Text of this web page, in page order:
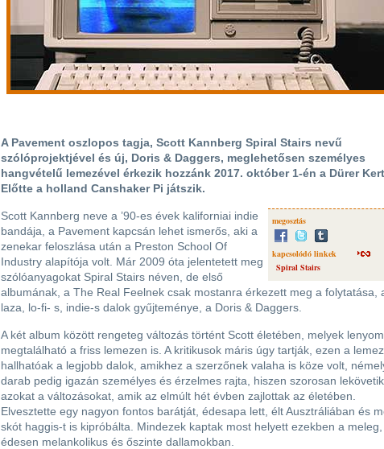
A Pavement oszlopos tagja, Scott Kannberg Spiral Stairs nevű
szólóprojektjével és új, Doris & Daggers, meglehetősen személyes
hangvételű lemezével érkezik hozzánk 2017. október 1-én a Dürer
Előtte a holland Canshaker Pi játszik.
megosztás
kapcsolódó linkek
Spiral Stairs
Scott Kannberg neve a ’90-es évek kaliforniai indie
bandája, a Pavement kapcsán lehet ismerős, aki a
zenekar feloszlása után a Preston School Of
Industry alapítója volt. Már 2009 óta jelentetett meg
szólóanyagokat Spiral Stairs néven, de első
albumának, a The Real Feelnek csak mostanra érkezett meg a folytatása,
laza, lo-fi- s, indie-s dalok gyűjteménye, a Doris & Daggers.
A két album között rengeteg változás történt Scott életében, melyek
megtalálható a friss lemezen is. A kritikusok máris úgy tartják, ezen a
hallhatóak a legjobb dalok, amikhez a szerzőnek valaha is köze volt,
darab pedig igazán személyes és érzelmes rajta, hiszen szorosan lekövetik
azokat a változásokat, amik az elmúlt hét évben zajlottak az életében.
Elvesztette egy nagyon fontos barátját, édesapa lett, élt Ausztráliában és
skót haggis-t is kipróbálta. Mindezek kaptak most helyett ezekben a meleg,
édesen melankolikus és őszinte dallamokban.